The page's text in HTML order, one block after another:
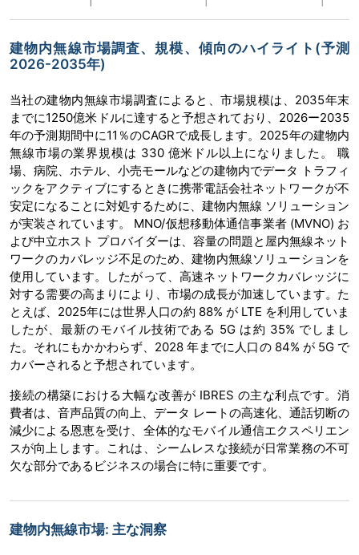
建物内無線市場調査、規模、傾向のハイライト(予測
2026-2035年)
当社の建物内無線市場調査によると、市場規模は、2035年末
までに1250億米ドルに達すると予想されており、2026ー2035
年の予測期間中に11％のCAGRで成長します。2025年の建物内
無線市場の業界規模は 330 億米ドル以上になりました。 職
場、病院、ホテル、小売モールなどの建物内でデータ トラフィ
ックをアクティブにするときに携帯電話会社ネットワークが不
安定になることに対処するために、建物内無線 ソリューション
が実装されています。 MNO/仮想移動体通信事業者 (MVNO) お
よび中立ホスト プロバイダーは、容量の問題と屋内無線ネット
ワークのカバレッジ不足のため、建物内無線ソリューションを
使用しています。したがって、高速ネットワークカバレッジに
対する需要の高まりにより、市場の成長が加速しています。た
とえば、2025年には世界人口の約 88% が LTE を利用していま
したが、最新のモバイル技術である 5G は約 35% でしまし
た。それにもかかわらず、2028 年までに人口の 84% が 5G で
カバーされると予想されています。
接続の構築における大幅な改善が IBRES の主な利点です。消
費者は、音声品質の向上、データ レートの高速化、通話切断の
減少による恩恵を受け、全体的なモバイル通信エクスペリエン
スが向上します。これは、シームレスな接続が日常業務の不可
欠な部分であるビジネスの場合に特に重要です。
建物内無線市場: 主な洞察